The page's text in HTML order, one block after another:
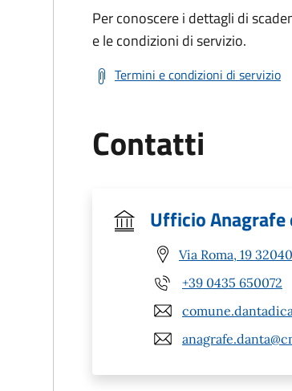
Per conoscere i dettagli di
e le condizioni di servizio.
Termini e condizioni di servizio
Contatti
Ufficio Anagrafe
Via Roma, 19 32040
+39 0435 650072